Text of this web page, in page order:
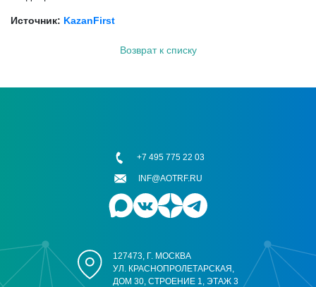
Источник: KazanFirst
Возврат к списку
127473, Г. МОСКВА
УЛ. КРАСНОПРОЛЕТАРСКАЯ,
ДОМ 30, СТРОЕНИЕ 1, ЭТАЖ 3
+7 495 775 22 03
INF@AOTRF.RU